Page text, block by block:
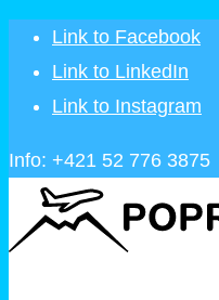
Link to Facebook
Link to LinkedIn
Link to Instagram
Info: +421 52 776 3875